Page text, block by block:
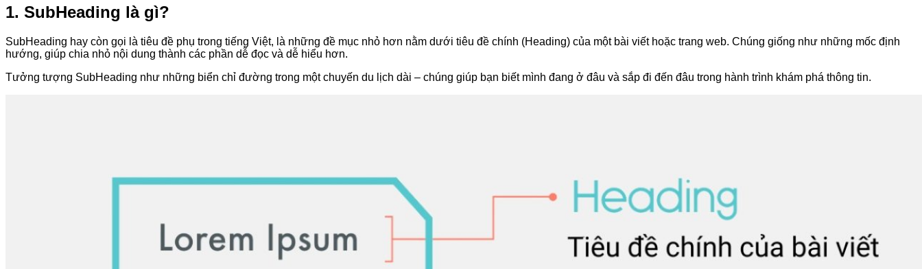
1. SubHeading là gì?
SubHeading hay còn gọi là tiêu đề phụ trong tiếng Việt, là những đề mục nhỏ hơn nằm dưới tiêu đề chính (Heading) của một bài viết hoặc trang web. Chúng giống như những mốc định
hướng, giúp chia nhỏ nội dung thành các phần dễ đọc và dễ hiểu hơn.
Tưởng tượng SubHeading như những biển chỉ đường trong một chuyến du lịch dài – chúng giúp bạn biết mình đang ở đâu và sắp đi đến đâu trong hành trình khám phá thông tin.